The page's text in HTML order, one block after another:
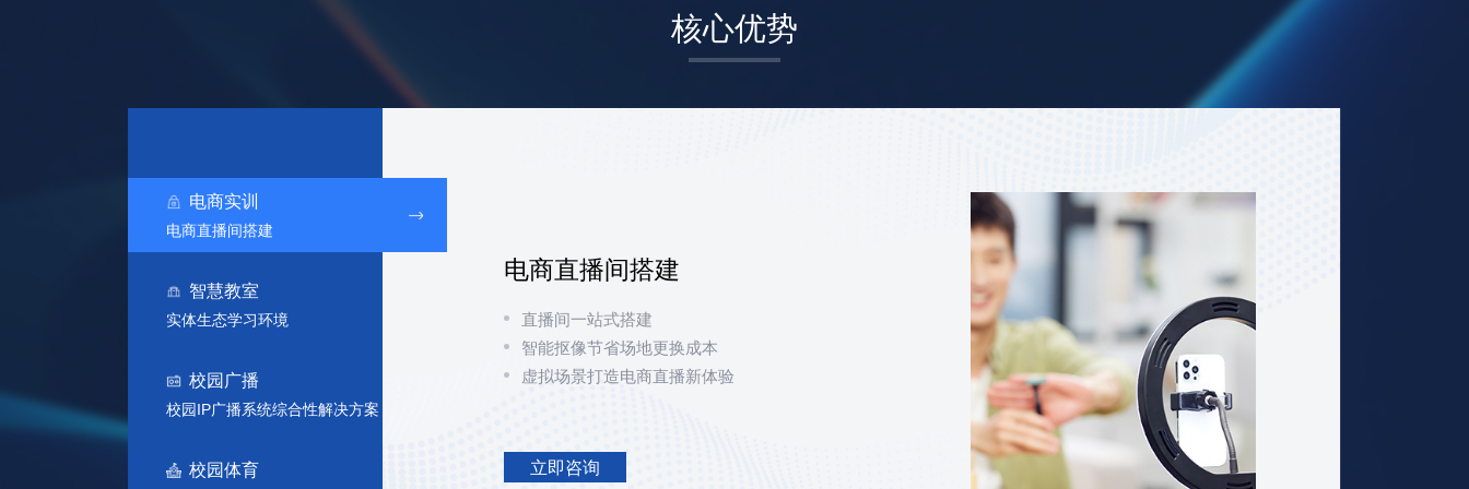
核心优势
电商实训
电商直播间搭建
智慧教室
实体生态学习环境
校园广播
校园IP广播系统综合性解决方案
校园体育
电商直播间搭建
直播间一站式搭建
智能抠像节省场地更换成本
虚拟场景打造电商直播新体验
立即咨询